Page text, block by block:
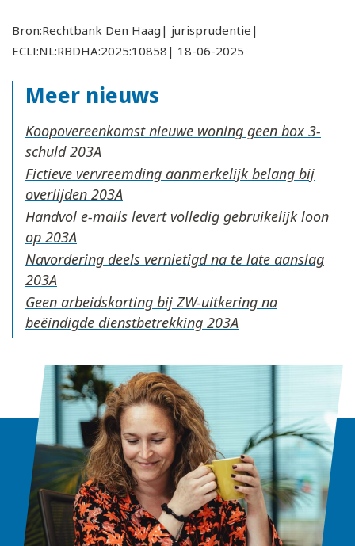
Bron:Rechtbank Den Haag| jurisprudentie|
ECLI:NL:RBDHA:2025:10858| 18-06-2025
Meer nieuws
Koopovereenkomst nieuwe woning geen box 3-
schuld
Fictieve vervreemding aanmerkelijk belang bij
overlijden
Handvol e-mails levert volledig gebruikelijk loon
op
Navordering deels vernietigd na te late aanslag
Geen arbeidskorting bij ZW-uitkering na
beëindigde dienstbetrekking